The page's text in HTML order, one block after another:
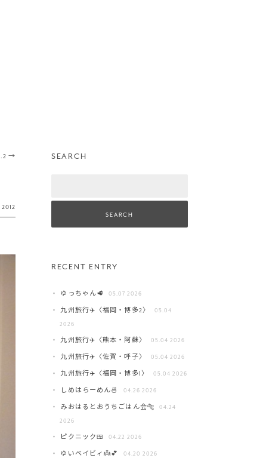
→
2012
SEARCH
RECENT ENTRY
ゆっちゃん🥩 05.07 2026
九州旅行✈️〈福岡・博多2〉 05.04
2026
九州旅行✈️〈熊本・阿蘇〉 05.04 2026
九州旅行✈️〈佐賀・呼子〉 05.04 2026
九州旅行✈️〈福岡・博多1〉 05.04 2026
しめはらーめん🍜 04.26 2026
みおはるとおうちごはん会🐅 04.24
2026
ピクニック🍱 04.22 2026
ゆいベイビィ👼💕 04.20 2026